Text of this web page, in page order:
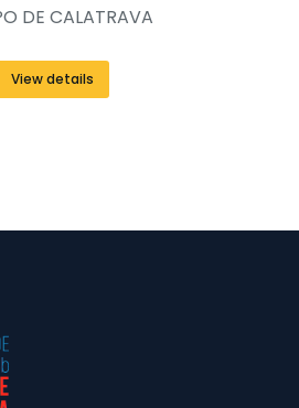
DE CALATRAVA
View details